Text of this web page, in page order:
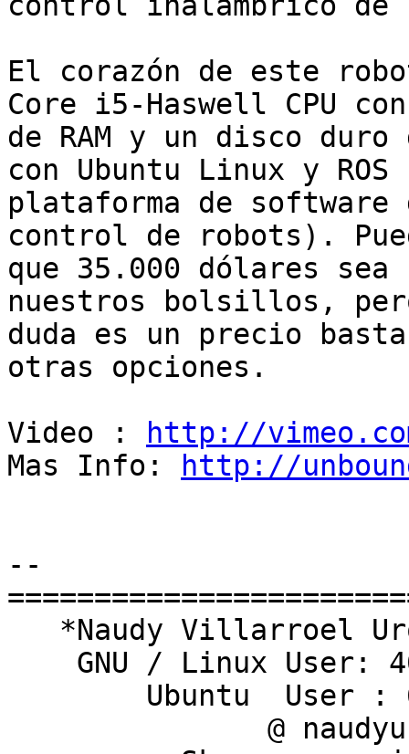
El corazón de este
Core i5-Haswell CPU
de RAM y un disco duro
con Ubuntu Linux y ROS
plataforma de
control de robots).
que 35.000 dólares
nuestros bolsillos,
duda es un precio
otras opciones.
Video :
http://
Mas Info:
http://
--